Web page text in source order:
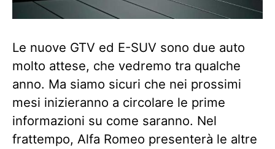
Le nuove GTV ed E-SUV sono due auto
molto attese, che vedremo tra qualche
anno. Ma siamo sicuri che nei prossimi
mesi inizieranno a circolare le prime
informazioni su come saranno. Nel
frattempo, Alfa Romeo presenterà le altre